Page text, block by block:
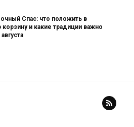
Спас: что положить в
корзину и какие традиции важно